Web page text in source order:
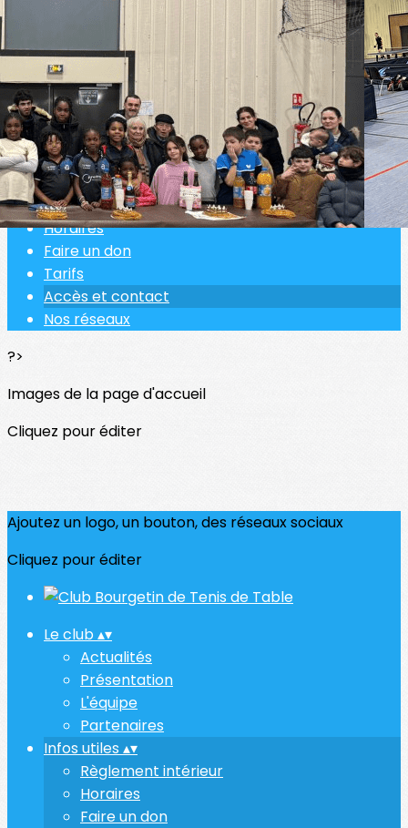
Exporter les lignes sélectionnées
Exporter toutes les colonnes
Exporter uniquement les colonnes affichées
Menu
<
>
Règlement intérieur
Horaires
Faire un don
Tarifs
Accès et contact
Nos réseaux
?>
Images de la page d'accueil
Cliquez pour éditer
Ajoutez un logo, un bouton, des réseaux sociaux
Cliquez pour éditer
Le club▴▾
Actualités
Présentation
L'équipe
Partenaires
Infos utiles ▴▾
Règlement intérieur
Horaires
Faire un don